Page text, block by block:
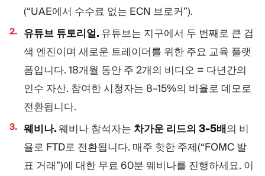
(“UAE에서 수수료 없는 ECN 브로커”).
유튜브 튜토리얼.유튜브는 지구에서 두 번째로 큰 검
색 엔진이며 새로운 트레이더를 위한 주요 교육 플랫
폼입니다. 18개월 동안 주 2개의 비디오 = 다년간의
인수 자산. 참여한 시청자는 8–15%의 비율로 데모로
전환됩니다.
웨비나.웨비나 참석자는 차가운 리드의 3-5배의 비
율로 FTD로 전환됩니다. 매주 핫한 주제(“FOMC 발
표 거래”)에 대한 무료 60분 웨비나를 진행하세요. 이